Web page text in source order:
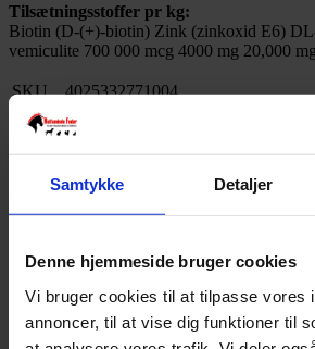
Samtykke Detaljer
Denne hjemmeside bruger cookies
Vi bruger cookies til at tilpasse vores
annoncer, til at vise dig funktioner til
Tilsætningsstoffer pr kg:
Biotin (D-(+)-biotin) Zink (zinkoxid E6)
vemiculite 700 000 mcg 4000 mg 20,000
SKU
4025332771004
Weight 1 kg
Relaterede produkter